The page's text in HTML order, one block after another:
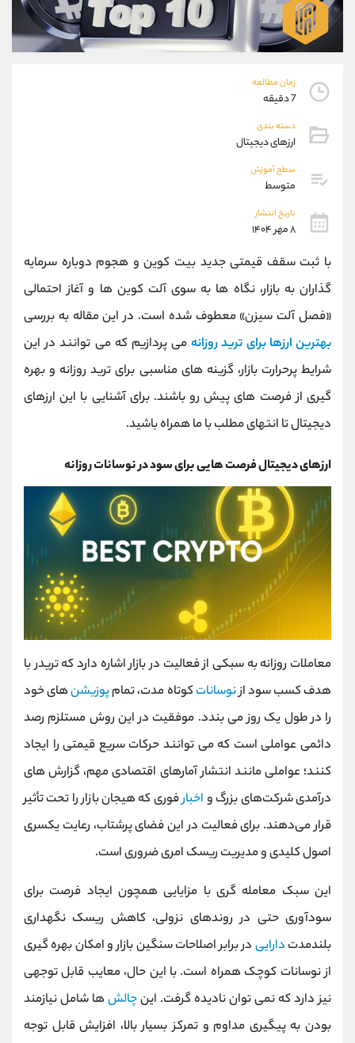
زمان مطالعه
7 دقیقه
دسته بندی
ارزهای دیجیتال
سطح آموزش
متوسط
تاریخ انتشار
۸ مهر ۱۴۰۴
با ثبت سقف قیمتی جدید بیت‌ کوین و هجوم دوباره سرمایه
‌گذاران به بازار، نگاه ‌ها به سوی آلت‌ کوین ‌ها و آغاز احتمالی
«فصل آلت ‌سیزن» معطوف شده است. در این مقاله به بررسی
بهترین ارزها برای ترید روزانهمی‌ پردازیم که می‌ توانند در این
شرایط پرحرارت بازار، گزینه ‌های مناسبی برای ترید روزانه و بهره‌
گیری از فرصت‌ های پیش ‌رو باشند. برای آشنایی با این ارزهای
دیجیتال تا انتهای مطلب با ما همراه باشید.
ارزهای دیجیتال فرصت ‌هایی برای سود در نوسانات روزانه
معاملات روزانه به سبکی از فعالیت در بازار اشاره دارد که تریدر با
هدف کسب سود ازنوساناتکوتاه‌ مدت، تمامپوزیشن‌های خود
را در طول یک روز می ‌بندد. موفقیت در این روش مستلزم رصد
دائمی عواملی است که می‌ توانند حرکات سریع قیمتی را ایجاد
کنند؛ عواملی مانند انتشار آمارهای اقتصادی مهم، گزارش ‌های
درآمدی شرکت‌های بزرگ و اخبارفوری که هیجان بازار را تحت تأثیر
قرار می‌دهند. برای فعالیت در این فضای پرشتاب، رعایت یکسری
اصول کلیدی و مدیریت ریسک امری ضروری است.
این سبک معامله‌ گری با مزایایی همچون ایجاد فرصت برای
سودآوری حتی در روندهای نزولی، کاهش ریسک نگهداری
بلندمدت دارایی در برابر اصلاحات سنگین بازار و امکان بهره‌ گیری
از نوسانات کوچک همراه است. با این حال، معایب قابل توجهی
نیز دارد که نمی‌ توان نادیده گرفت. اینچالش‌ها شامل نیازمند
بودن به پیگیری مداوم و تمرکز بسیار بالا، افزایش قابل توجه
09927779040
واتساپ شروع گفتگو
تلگرام @Armteam_admin_por
پشتیبان فروش
موبایل
اطلاعات تماس
تلفن 021-22021030
تلفن 021-22021040
بدون پیش شماره
اینستاگرام @alireza.mehrabii
کانال تلگرام @alirezamehrabi_com
@alirezamehrabi_official